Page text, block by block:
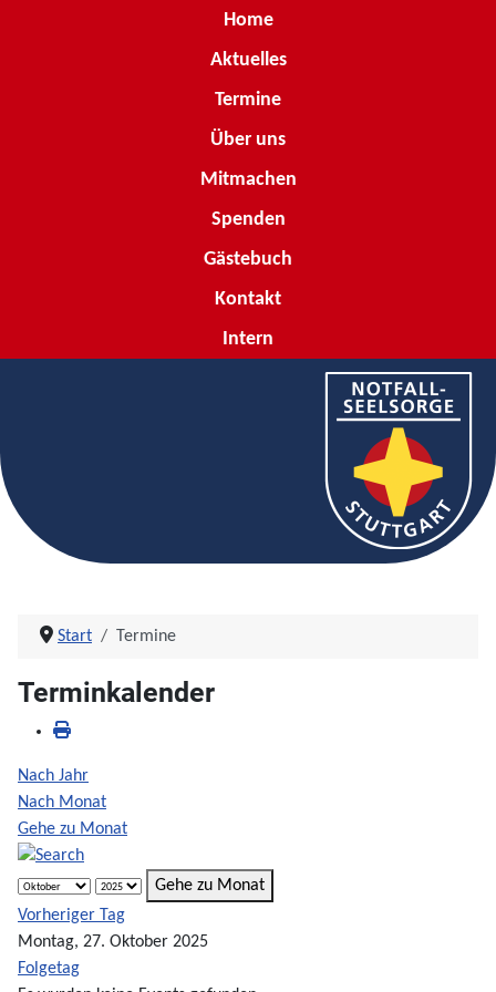
Home
Aktuelles
Termine
Über uns
Mitmachen
Spenden
Gästebuch
Kontakt
Intern
Start Termine
Terminkalender
Nach Jahr
Nach Monat
Gehe zu Monat
Gehe zu Monat
Vorheriger Tag
Montag, 27. Oktober 2025
Folgetag